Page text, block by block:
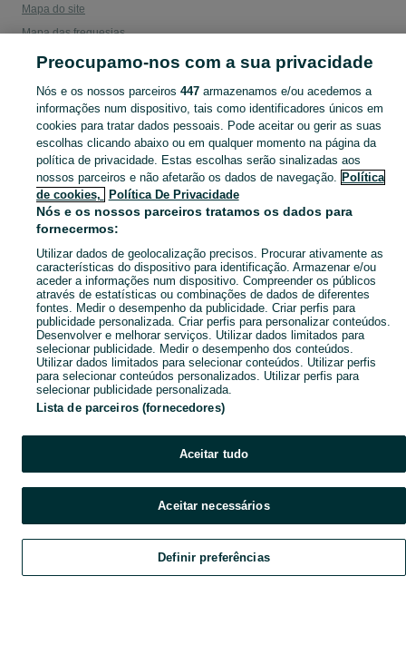
Mapa do site
Mapa das freguesias
Mapa de mini-sites
Explorar Favoritos Vender Chat Conta
Preocupamo-nos com a sua privacidade
Nós e os nossos parceiros 447armazenamos e/ou acedemos a
informações num dispositivo, tais como identificadores únicos em
cookies para tratar dados pessoais. Pode aceitar ou gerir as suas
escolhas clicando abaixo ou em qualquer momento na página da
política de privacidade. Estas escolhas serão sinalizadas aos
nossos parceiros e não afetarão os dados de navegação. Política
de cookies,
Política De Privacidade
Nós e os nossos parceiros tratamos os dados para
fornecermos:
Utilizar dados de geolocalização precisos. Procurar ativamente as
características do dispositivo para identificação. Armazenar e/ou
aceder a informações num dispositivo. Compreender os públicos
através de estatísticas ou combinações de dados de diferentes
fontes. Medir o desempenho da publicidade. Criar perfis para
publicidade personalizada. Criar perfis para personalizar conteúdos.
Desenvolver e melhorar serviços. Utilizar dados limitados para
selecionar publicidade. Medir o desempenho dos conteúdos.
Utilizar dados limitados para selecionar conteúdos. Utilizar perfis
para selecionar conteúdos personalizados. Utilizar perfis para
selecionar publicidade personalizada.
Lista de parceiros (fornecedores)
Aceitar tudo
Aceitar necessários
Definir preferências